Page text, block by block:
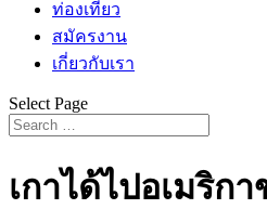
ท่องเที่ยว
สมัครงาน
เกี่ยวกับเรา
Select Page
เกาได้ไปอเมริก